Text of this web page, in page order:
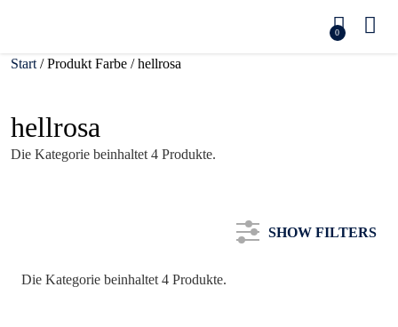
0
Start / Produkt Farbe / hellrosa
hellrosa
Die Kategorie beinhaltet 4 Produkte.
SHOW FILTERS
Die Kategorie beinhaltet 4 Produkte.